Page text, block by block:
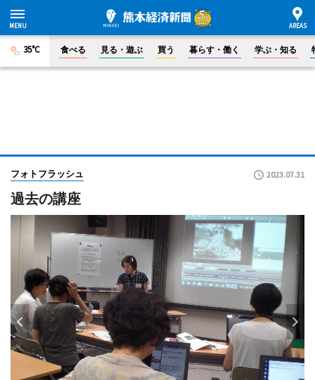
35°C 食べる 見る・遊ぶ 買う 暮らす・働く 学ぶ・知る
フォトフラッシュ 2023.07.31
過去の講座